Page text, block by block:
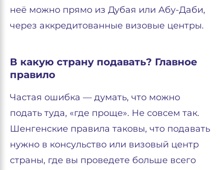
неё можно прямо из Дубая или Абу-Даби,
через аккредитованные визовые центры.
В какую страну подавать? Главное
правило
Частая ошибка — думать, что можно
подать туда, «где проще». Не совсем так.
Шенгенские правила таковы, что подавать
нужно в консульство или визовый центр
страны, где вы проведете больше всего